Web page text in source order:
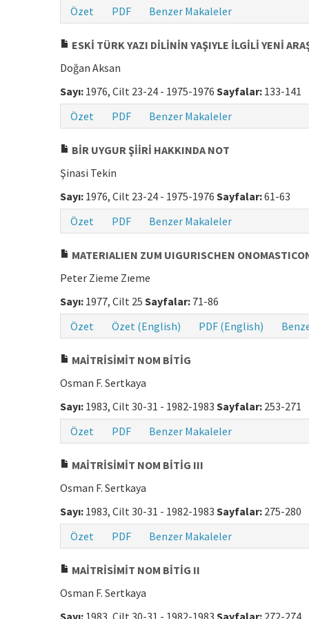
Özet
PDF Benzer Makaleler
ESKİ TÜRK YAZI DİLİNİN YAŞIYLE İLGİLİ YENİ
Doğan Aksan
Sayı: 1976, Cilt 23-24 - 1975-1976 Sayfalar: 133-141
Özet
PDF Benzer Makaleler
BİR UYGUR ŞİİRİ HAKKINDA NOT
Şinasi Tekin
Sayı: 1976, Cilt 23-24 - 1975-1976 Sayfalar:61-63
Özet
PDF Benzer Makaleler
MATERIALIEN ZUM UIGURISCHEN
Peter Zieme Zıeme
Sayı: 1977, Cilt 25 Sayfalar: 71-86
Özet
Özet (English) PDF (English)
MAİTRİSİMİT NOM BİTİG
Osman F. Sertkaya
Sayı: 1983, Cilt 30-31 - 1982-1983 Sayfalar: 253-271
Özet
PDF Benzer Makaleler
MAİTRİSİMİT NOM BİTİG III
Osman F. Sertkaya
Sayı: 1983, Cilt 30-31 - 1982-1983 Sayfalar: 275-280
Özet
PDF Benzer Makaleler
MAİTRİSİMİT NOM BİTİG II
Osman F. Sertkaya
Sayı: 1983, Cilt 30-31 - 1982-1983 Sayfalar: 272-274